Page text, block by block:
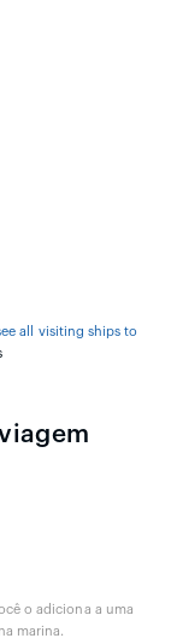
all visiting ships to
o adiciona a uma
marina.